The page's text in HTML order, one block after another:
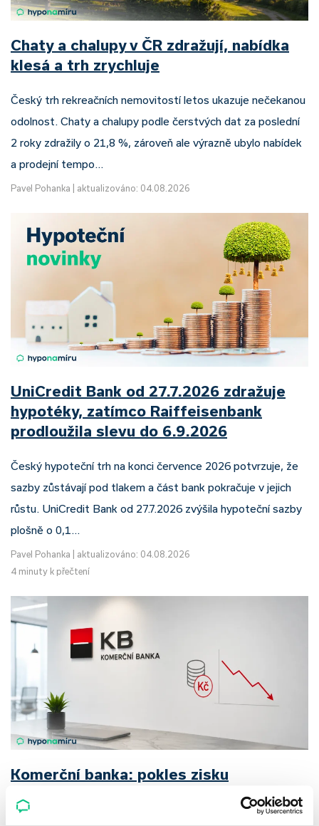
Chaty a chalupy v ČR zdražují, nabídka
klesá a trh zrychluje
Český trh rekreačních nemovitostí letos ukazuje nečekanou
odolnost. Chaty a chalupy podle čerstvých dat za poslední
2 roky zdražily o 21,8 %, zároveň ale výrazně ubylo nabídek
a prodejní tempo…
Pavel Pohanka aktualizováno: 04.08.2026
UniCredit Bank od 27.7.2026 zdražuje
hypotéky, zatímco Raiffeisenbank
prodloužila slevu do 6.9.2026
Český hypoteční trh na konci července 2026 potvrzuje, že
sazby zůstávají pod tlakem a část bank pokračuje v jejich
růstu. UniCredit Bank od 27.7.2026 zvýšila hypoteční sazby
plošně o 0,1…
Pavel Pohanka
aktualizováno: 04.08.2026
4 minuty k přečtení
Komerční banka: pokles zisku